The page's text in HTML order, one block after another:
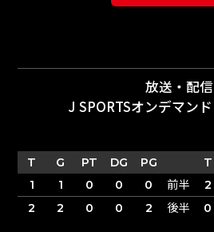
放送・配信
J SPORTSオンデマンド
T G PT DG PG T
1
1 0 0 0 前半 2
2
2 0 0 2 後半 0